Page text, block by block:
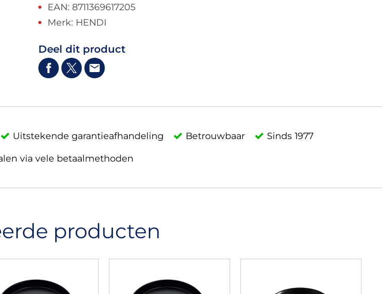
EAN: 8711369617205
Merk: HENDI
Deel dit product
Uitstekende garantieafhandeling Betrouwbaar Sinds 1977
via vele betaalmethoden
producten